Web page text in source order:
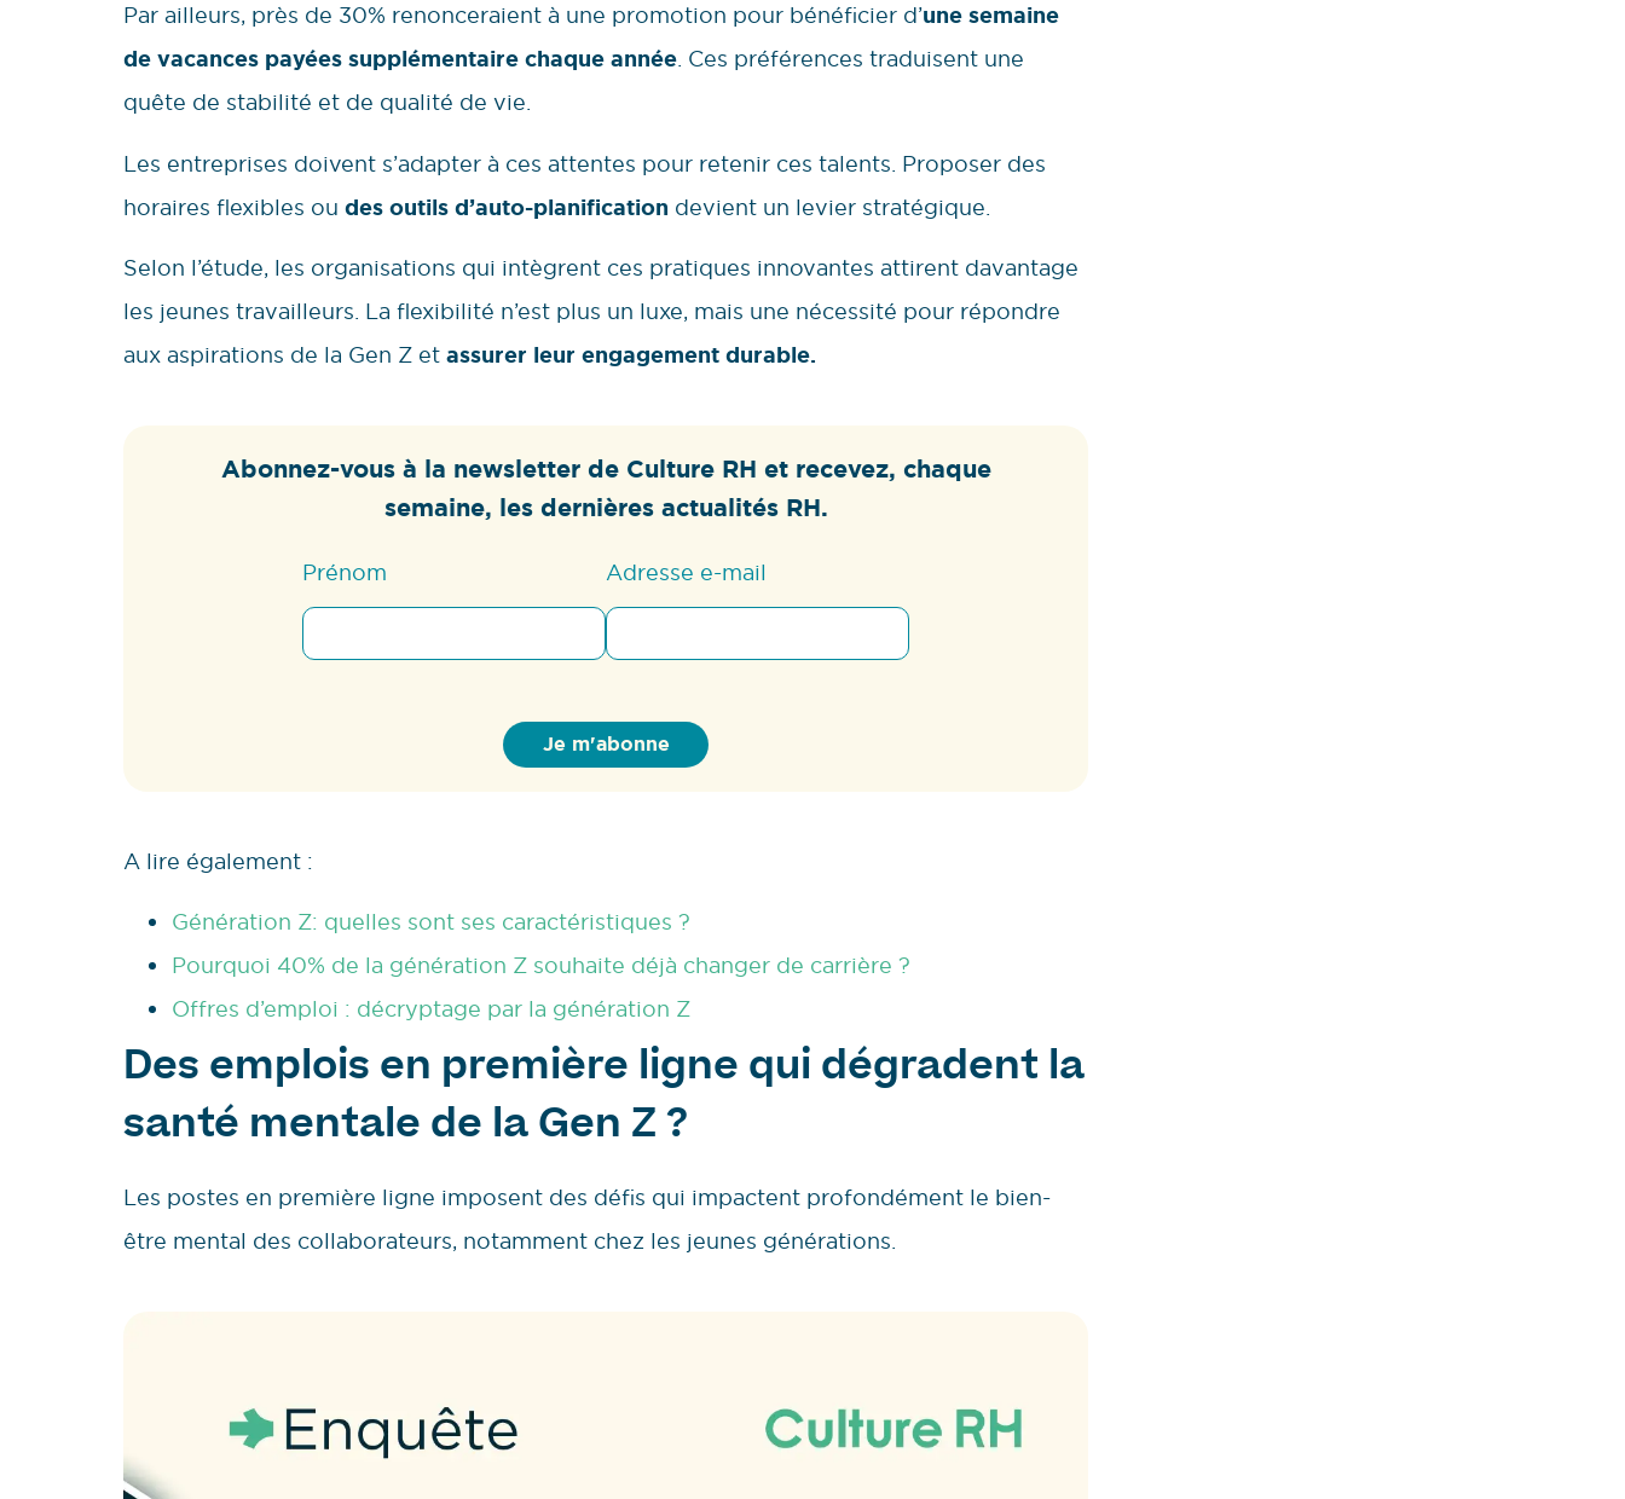
Par ailleurs, près de 30% renonceraient à une promotion pour bénéficier d’une semaine
de vacances payées supplémentaire chaque année. Ces préférences traduisent une
quête de stabilité et de qualité de vie.
Les entreprises doivent s’adapter à ces attentes pour retenir ces talents. Proposer des
horaires flexibles ou des outils d’auto-planification devient un levier stratégique.
Selon l’étude, les organisations qui intègrent ces pratiques innovantes attirent davantage
les jeunes travailleurs. La flexibilité n’est plus un luxe, mais une nécessité pour répondre
aux aspirations de la Gen Z et assurer leur engagement durable.
Abonnez-vous à la newsletter de Culture RH et recevez, chaque
semaine, les dernières actualités RH.
Prénom Adresse e-mail
A lire également :
Génération Z: quelles sont ses caractéristiques ?
Pourquoi 40% de la génération Z souhaite déjà changer de carrière ?
Offres d’emploi : décryptage par la génération Z
Des emplois en première ligne qui dégradent la
santé mentale de la Gen Z ?
Les postes en première ligne imposent des défis qui impactent profondément le bien-
être mental des collaborateurs, notamment chez les jeunes générations.